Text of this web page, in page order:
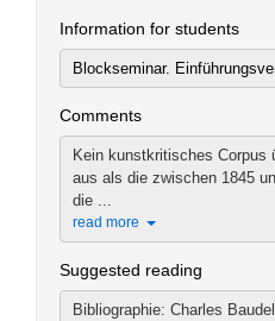
Information for students
Blockseminar.
Comments
Kein kunstkritisches Corpus
aus als die zwischen 1845
die ...
read more
Suggested reading
Bibliographie: Charles